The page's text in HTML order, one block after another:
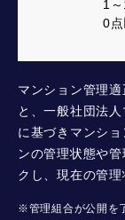
1
0点
マンション管理
と、一般社団法
に基づきマンシ
ンの管理状態や
クし、現在の管理
※管理組合が公開を